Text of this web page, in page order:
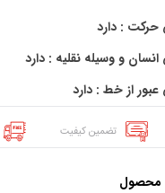
: دارد
و وسیله نقلیه : دارد
از خط : دارد
تضمین کیفیت
محصول